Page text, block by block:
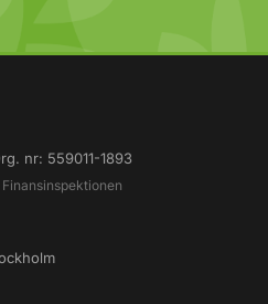
nr: 559011-1893